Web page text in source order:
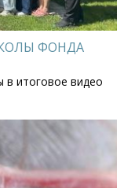
ФОНДА
итоговое видео